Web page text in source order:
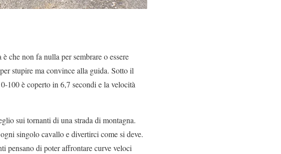
che non fa nulla per sembrare o essere
stupire ma convince alla guida. Sotto il
è coperto in 6,7 secondi e la velocità
sui tornanti di una strada di montagna.
singolo cavallo e divertirci come si deve.
pensano di poter affrontare curve veloci